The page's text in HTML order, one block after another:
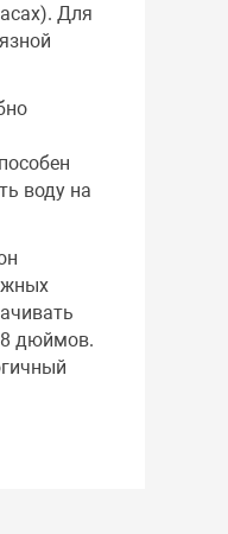
Для
воду на
8 дюймов.